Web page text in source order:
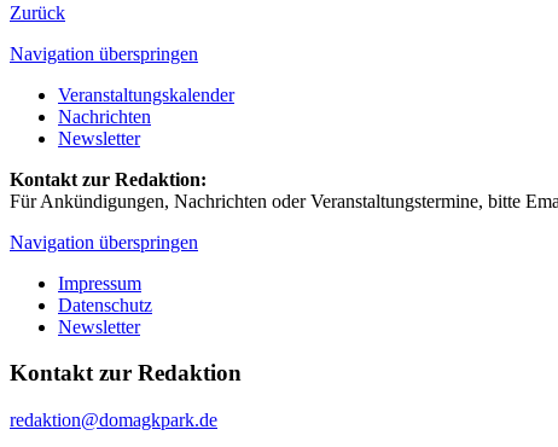
Zurück
Navigation überspringen
Veranstaltungskalender
Nachrichten
Newsletter
Kontakt zur Redaktion:
Für Ankündigungen, Nachrichten oder Veranstaltungstermine, bitte
Navigation überspringen
Impressum
Datenschutz
Newsletter
Kontakt zur Redaktion
redaktion@domagkpark.de